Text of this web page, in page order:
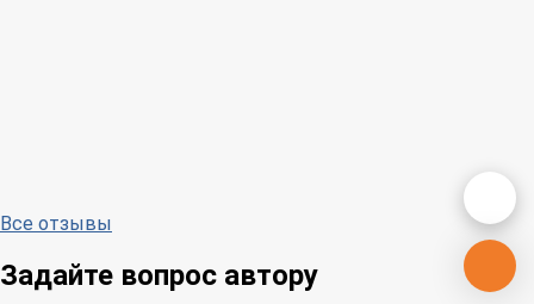
Все отзывы
Задайте вопрос автору